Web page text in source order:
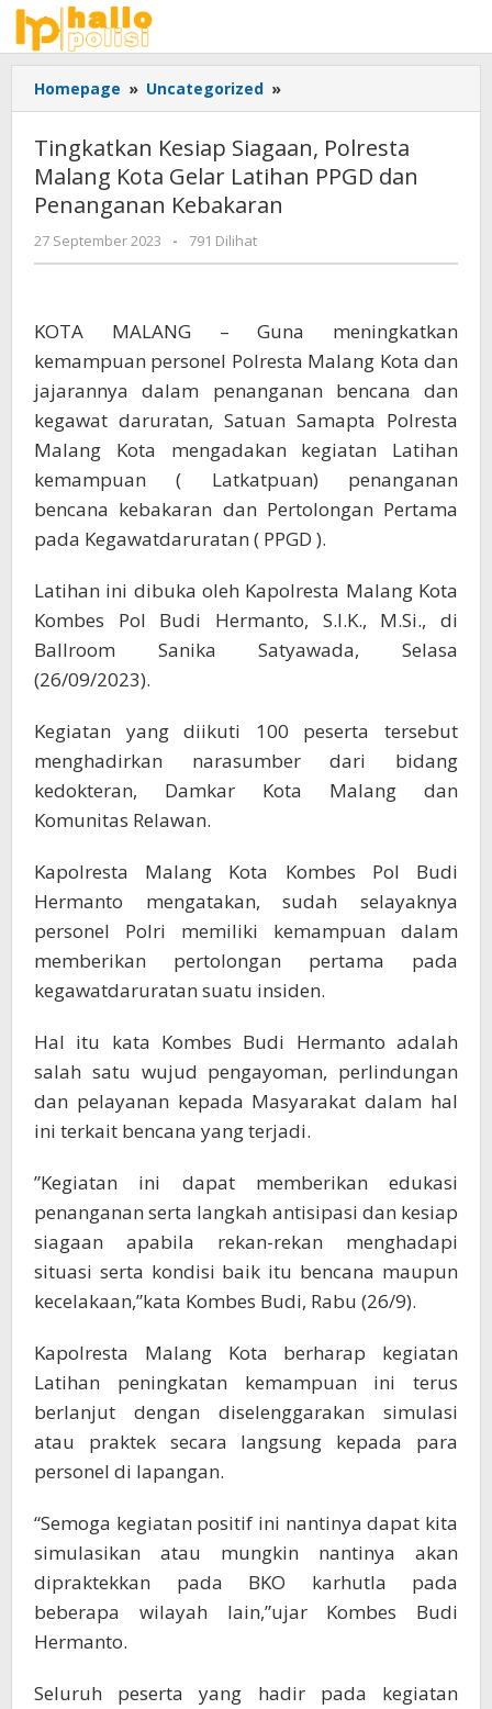
Lewati
konten
Homepage » Uncategorized »
Kesiap
Polresta
Malang
PPGD
Kebakaran
Tingkatkan Kesiap Siagaan, Polresta
Malang Kota Gelar Latihan PPGD dan
Penanganan Kebakaran
27 September 2023
oleh
Adhis
- 791 Dilihat
KOTA MALANG – Guna meningkatkan
kemampuan personel Polresta Malang Kota dan
jajarannya dalam penanganan bencana dan
kegawat daruratan, Satuan Samapta Polresta
Malang Kota mengadakan kegiatan Latihan
kemampuan ( Latkatpuan) penanganan
bencana kebakaran dan Pertolongan Pertama
pada Kegawatdaruratan ( PPGD ).
Latihan ini dibuka oleh Kapolresta Malang Kota
Kombes Pol Budi Hermanto, S.I.K., M.Si., di
Ballroom Sanika Satyawada, Selasa
(26/09/2023).
Kegiatan yang diikuti 100 peserta tersebut
menghadirkan narasumber dari bidang
kedokteran, Damkar Kota Malang dan
Komunitas Relawan.
Kapolresta Malang Kota Kombes Pol Budi
Hermanto mengatakan, sudah selayaknya
personel Polri memiliki kemampuan dalam
memberikan pertolongan pertama pada
kegawatdaruratan suatu insiden.
Hal itu kata Kombes Budi Hermanto adalah
salah satu wujud pengayoman, perlindungan
dan pelayanan kepada Masyarakat dalam hal
ini terkait bencana yang terjadi.
”Kegiatan ini dapat memberikan edukasi
penanganan serta langkah antisipasi dan kesiap
siagaan apabila rekan-rekan menghadapi
situasi serta kondisi baik itu bencana maupun
kecelakaan,”kata Kombes Budi, Rabu (26/9).
Kapolresta Malang Kota berharap kegiatan
Latihan peningkatan kemampuan ini terus
berlanjut dengan diselenggarakan simulasi
atau praktek secara langsung kepada para
personel di lapangan.
“Semoga kegiatan positif ini nantinya dapat kita
simulasikan atau mungkin nantinya akan
dipraktekkan pada BKO karhutla pada
beberapa wilayah lain,”ujar Kombes Budi
Hermanto.
Seluruh peserta yang hadir pada kegiatan